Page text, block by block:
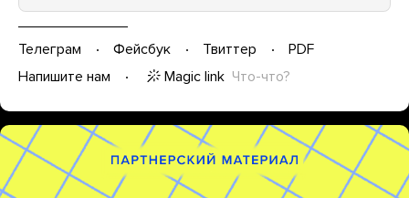
Телеграм Фейсбук Твиттер
PDF
Напишите нам
Magic link Что-что?